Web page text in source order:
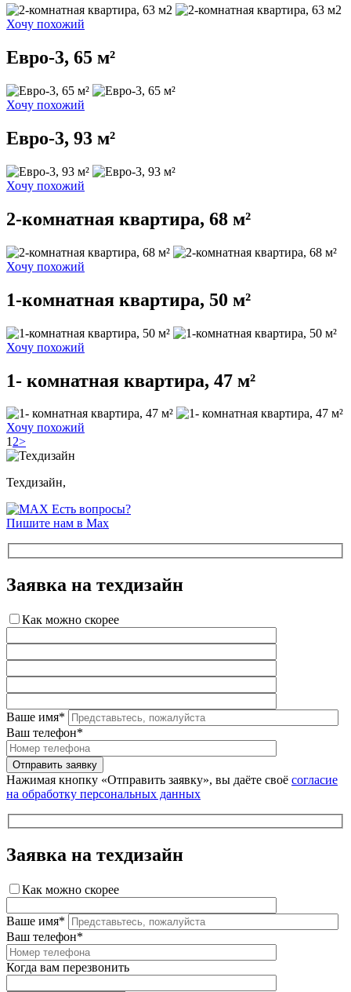
Хочу похожий
Евро-3, 65 м²
Хочу похожий
Евро-3, 93 м²
Хочу похожий
2-комнатная квартира, 68 м²
Хочу похожий
1-комнатная квартира, 50 м²
Хочу похожий
1- комнатная квартира, 47 м²
Хочу похожий
12>
Техдизайн,
Есть вопросы?
Пишите нам в Max
Заявка на техдизайн
Как можно скорее
Ваше имя*
Ваш телефон*
Нажимая кнопку «Отправить заявку», вы даёте своё согласие
на обработку персональных данных
Заявка на техдизайн
Как можно скорее
Ваше имя*
Ваш телефон*
Когда вам перезвонить